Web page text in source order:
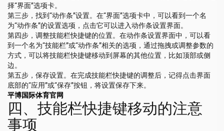
择“界面”选项卡。
第三步，找到“动作条”设置。在“界面”选项卡中，可以看到一个名
为“动作条”的设置选项，点击它可以进入动作条设置界面。
第四步，调整技能栏快捷键的位置。在动作条设置界面中，可以看
到一个名为“技能栏”或“动作条”相关的选项，通过拖拽或调整参数的
方式，可以将技能栏快捷键移动到屏幕的其他位置，比如顶部或侧
边。
第五步，保存设置。在完成技能栏快捷键的调整后，记得点击界面
底部的“应用”或“保存”按钮，将设置保存下来。
平博国际体育官网
四、技能栏快捷键移动的注意
事项